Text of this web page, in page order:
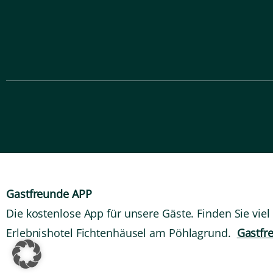
Gastfreunde APP
Die kostenlose App für unsere Gäste. Finden Sie
Erlebnishotel Fichtenhäusel am Pöhlagrund.